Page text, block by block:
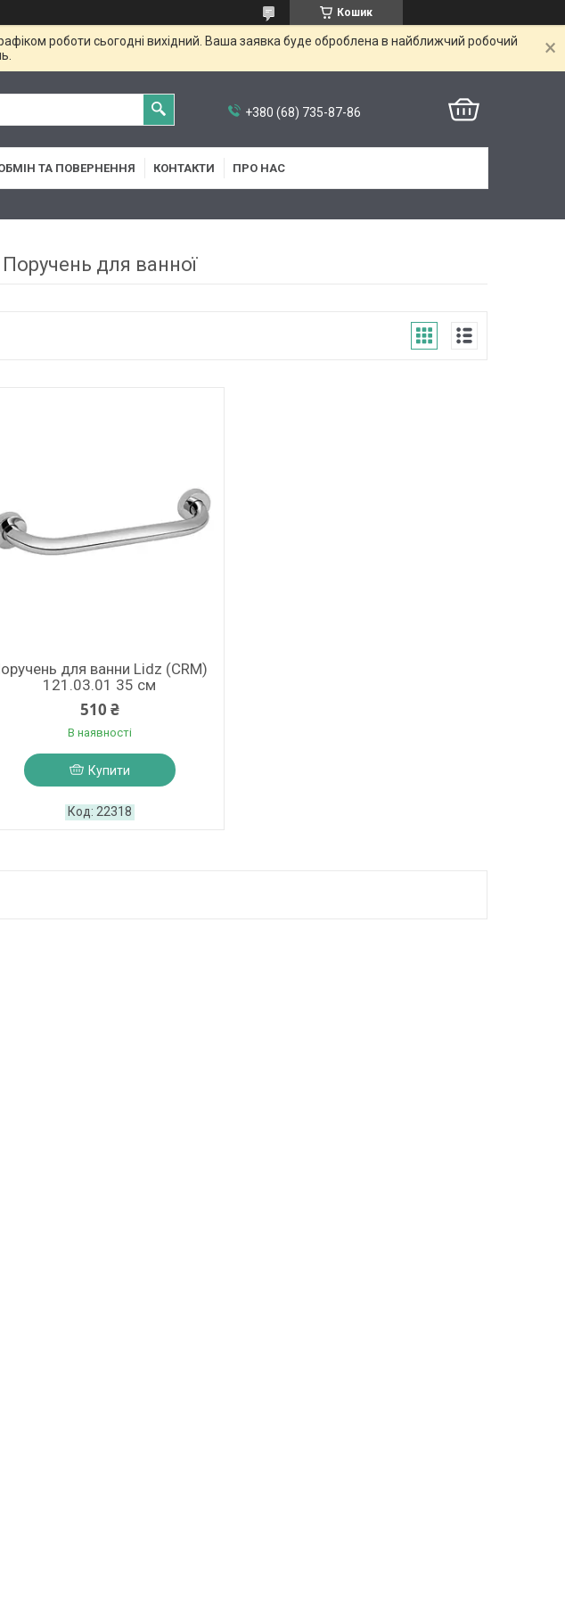
Кошик
роботи сьогодні вихідний. Ваша заявка буде оброблена в найближчий робочий
+380 (68) 735-87-86
ТА ПОВЕРНЕННЯ КОНТАКТИ ПРО НАС
Поручень для ванної
для ванни Lidz (CRM)
121.03.01 35 см
510 ₴
В наявності
Купити
22318